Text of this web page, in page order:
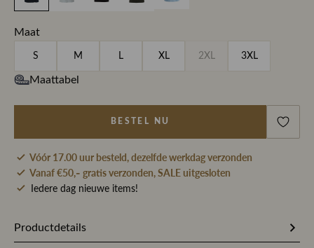
Maat
S M L XL 2XL 3XL
Maattabel
BESTEL NU
Vóór 17.00 uur besteld, dezelfde werkdag verzonden
Vanaf €50,- gratis verzonden, SALE uitgesloten
Iedere dag nieuwe items!
Productdetails